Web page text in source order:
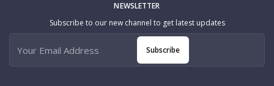
NEWSLETTER
Subscribe to our new channel to get latest updates
Subscribe